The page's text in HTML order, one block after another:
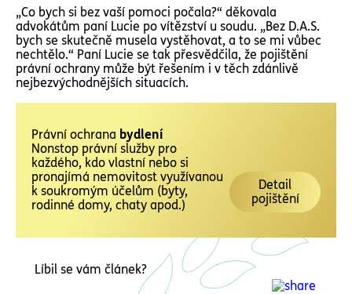
„Co bych si bez vaší pomoci počala?“ děkovala
advokátům paní Lucie po vítězství u soudu. „Bez D.A.S.
bych se skutečně musela vystěhovat, a to se mi vůbec
nechtělo.“ Paní Lucie se tak přesvědčila, že pojištění
právní ochrany může být řešením i v těch zdánlivě
nejbezvýchodnějších situacích.
Právní ochrana bydlení
Nonstop právní služby pro
každého, kdo vlastní nebo si
pronajímá nemovitost využívanou
k soukromým účelům (byty,
rodinné domy, chaty apod.)
Detail
pojištění
Líbil se vám článek?